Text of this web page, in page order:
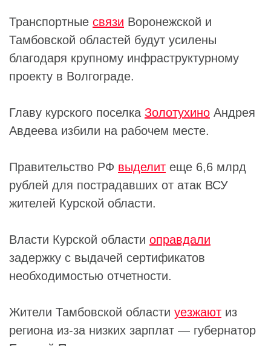
Транспортные связи Воронежской и
Тамбовской областей будут усилены
благодаря крупному инфраструктурному
проекту в Волгограде.
Главу курского поселка Золотухино Андрея
Авдеева избили на рабочем месте.
Правительство РФ выделит еще 6,6 млрд
рублей для пострадавших от атак ВСУ
жителей Курской области.
Власти Курской области оправдали
задержку с выдачей сертификатов
необходимостью отчетности.
Жители Тамбовской области уезжают из
региона из-за низких зарплат — губернатор